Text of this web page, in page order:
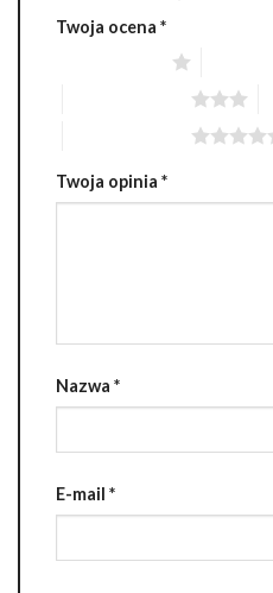
Twoja ocena *
Twoja opinia *
Nazwa *
E-mail *